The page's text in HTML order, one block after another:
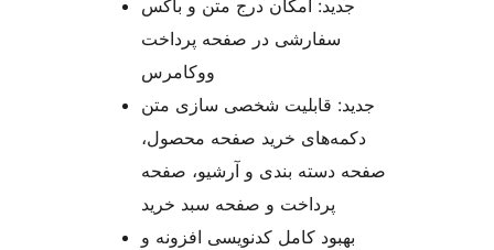
جدید: امکان درج متن و باکس
سفارشی در صفحه پرداخت
ووکامرس
جدید: قابلیت شخصی سازی متن
دکمه‌های خرید صفحه محصول،
صفحه دسته بندی و آرشیو، صفحه
پرداخت و صفحه سبد خرید
بهبود کامل کدنویسی افزونه و